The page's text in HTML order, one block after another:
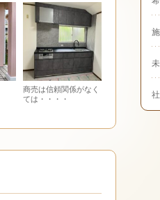
商売は信頼関係がなく
ては・・・・